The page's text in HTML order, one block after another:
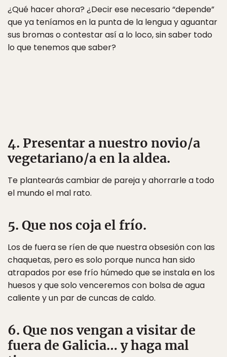
¿Qué hacer ahora? ¿Decir ese necesario “depende”
que ya teníamos en la punta de la lengua y aguantar
sus bromas o contestar así a lo loco, sin saber todo
lo que tenemos que saber?
4. Presentar a nuestro novio/a
vegetariano/a en la aldea.
Te plantearás cambiar de pareja y ahorrarle a todo
el mundo el mal rato.
5. Que nos coja el frío.
Los de fuera se ríen de que nuestra obsesión con las
chaquetas, pero es solo porque nunca han sido
atrapados por ese frío húmedo que se instala en los
huesos y que solo venceremos con bolsa de agua
caliente y un par de cuncas de caldo.
6. Que nos vengan a visitar de
fuera de Galicia… y haga mal